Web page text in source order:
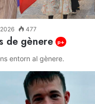
477
de gènere p+
entorn al gènere.